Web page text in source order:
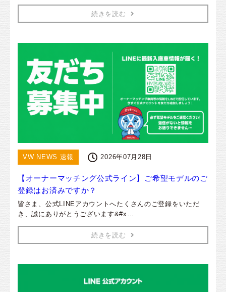
続きを読む
VW NEWS 速報 2026年07月28日
【オーナーマッチング公式ライン】ご希望モデルのご
登録はお済みですか？
皆さま、公式LINEアカウントへたくさんのご登録をいただ
き、誠にありがとうございます&#x…
続きを読む